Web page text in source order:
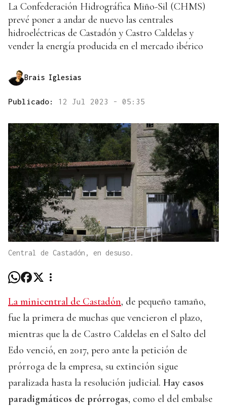
La Confederación Hidrográfica Miño-Sil (CHMS)
prevé poner a andar de nuevo las centrales
hidroeléctricas de Castadón y Castro Caldelas y
vender la energía producida en el mercado ibérico
Brais Iglesias
Publicado: 12 Jul 2023 - 05:35
Central de Castadón, en desuso.
La minicentral de Castadón, de pequeño tamaño,
fue la primera de muchas que vencieron el plazo,
mientras que la de Castro Caldelas en el Salto del
Edo venció, en 2017, pero ante la petición de
prórroga de la empresa, su extinción sigue
paralizada hasta la resolución judicial. Hay casos
paradigmáticos de prórrogas, como el del embalse